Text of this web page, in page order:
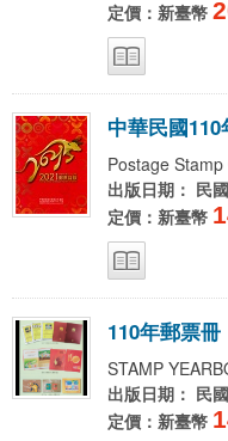
定價：新臺幣
中華民國110
Postage
出版日期： 民
定價：新臺幣
110年郵票冊
STAMP
出版日期： 民
定價：新臺幣